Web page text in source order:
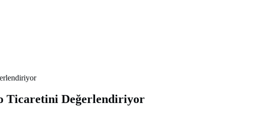
Ticaretini Değerlendiriyor